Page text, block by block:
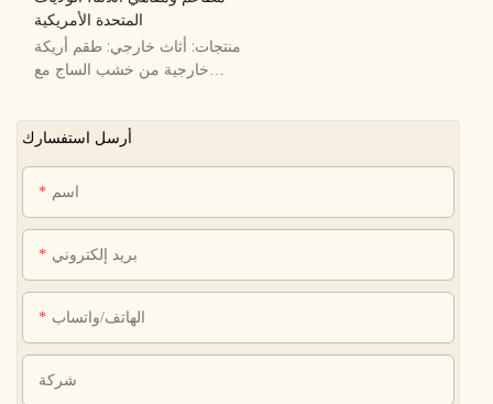
المتحدة الأمريكية
منتجات: أثاث خارجي: طقم أريكة
خارجية من خشب الساج مع
طاولة طعام رخامية، طاولة طعام
أرسل استفسارك
اسم
بريد إلكتروني
الهاتف/واتساب
شركة